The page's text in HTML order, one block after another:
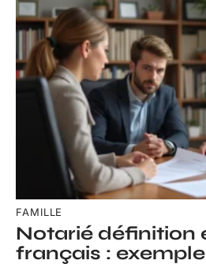
FAMILLE
Notarié définition
français :